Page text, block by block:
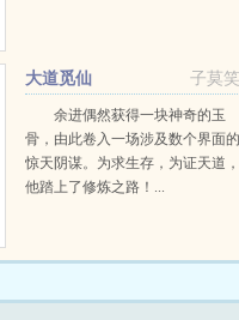
地下室里被...
子莫笑
大道觅仙
余进偶然获得一块神奇的玉
骨，由此卷入一场涉及数个界面的
惊天阴谋。为求生存，为证天道，
他踏上了修炼之路！...